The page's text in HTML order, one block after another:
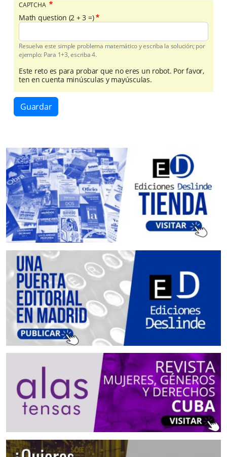
CAPTCHA
Math question (2 + 3 =)
Resuelva este simple problema matemático y escriba la solución; por
ejemplo: Para 1+3, escriba 4.
Este reto es para probar que no eres un robot. Por favor,
ten en cuenta minúsculas y mayúsculas.
Guardar